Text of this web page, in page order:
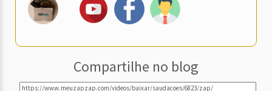
Compartilhe no blog